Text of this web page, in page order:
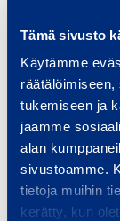
Tämä sivusto
Käytämme
tukemiseen ja
jaamme
alan
sivustoamme.
tietoja muihin
kerätty, kun
asiakkaiden
kysyntää
koska ne